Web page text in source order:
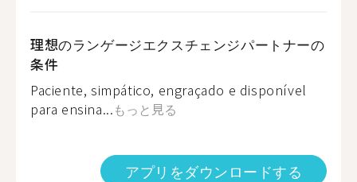
理想のランゲージエクスチェンジパートナーの
条件
Paciente, simpático, engraçado e disponível
para ensina...もっと見る
アプリをダウンロードする